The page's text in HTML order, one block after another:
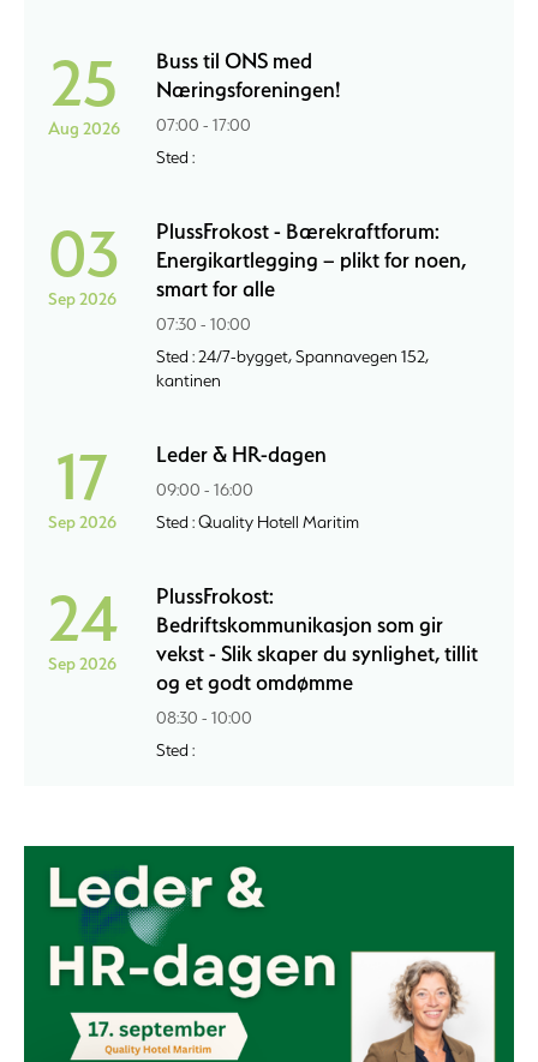
25
Aug 2026
Buss til ONS med
Næringsforeningen!
07:00 - 17:00
Sted :
03
Sep 2026
PlussFrokost - Bærekraftforum:
Energikartlegging – plikt for noen,
smart for alle
07:30 - 10:00
Sted : 24/7-bygget, Spannavegen 152,
kantinen
17
Sep 2026
Leder & HR-dagen
09:00 - 16:00
Sted : Quality Hotell Maritim
24
Sep 2026
PlussFrokost:
Bedriftskommunikasjon som gir
vekst - Slik skaper du synlighet, tillit
og et godt omdømme
08:30 - 10:00
Sted :